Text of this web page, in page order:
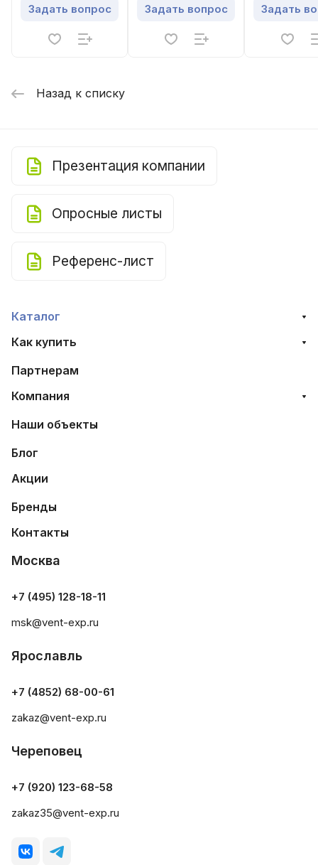
Задать вопрос
рекуператором
Задать вопрос Задать
Назад к списку
Презентация компании
Опросные листы
Референс-лист
Каталог
Как купить
Партнерам
Компания
Наши объекты
Блог
Акции
Бренды
Контакты
Москва
+7 (495) 128-18-11
msk@vent-exp.ru
Ярославль
+7 (4852) 68-00-61
zakaz@vent-exp.ru
Череповец
+7 (920) 123-68-58
zakaz35@vent-exp.ru